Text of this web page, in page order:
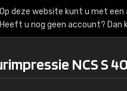
Op deze website kunt u met
Heeft u nog geen account? Dan
NCS S